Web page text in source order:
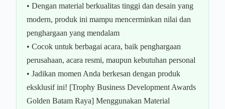
• Dengan material berkualitas tinggi dan desain yang
modern, produk ini mampu mencerminkan nilai dan
penghargaan yang mendalam
• Cocok untuk berbagai acara, baik penghargaan
perusahaan, acara resmi, maupun kebutuhan personal
• Jadikan momen Anda berkesan dengan produk
eksklusif ini! [Trophy Business Development Awards
Golden Batam Raya] Menggunakan Material